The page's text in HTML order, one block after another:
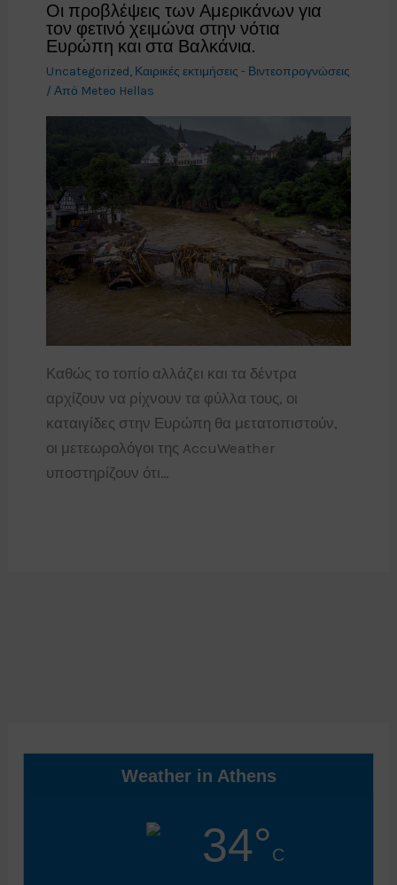
Οι προβλέψεις των Αμερικάνων για
τον φετινό χειμώνα στην νότια
Ευρώπη και στα Βαλκάνια.
Uncategorized, Καιρικές εκτιμήσεις - Βιντεοπρογνώσεις
/ Από Meteo Hellas
Καθώς το τοπίο αλλάζει και τα δέντρα
αρχίζουν να ρίχνουν τα φύλλα τους, οι
καταιγίδες στην Ευρώπη θα μετατοπιστούν,
οι μετεωρολόγοι της AccuWeather
υποστηρίζουν ότι…
Weather in Athens
34°C